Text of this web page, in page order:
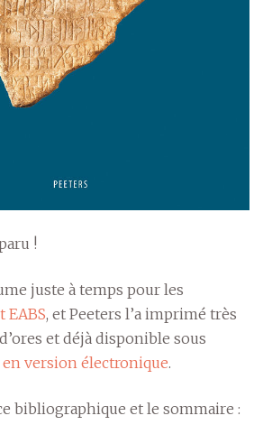
!
juste à temps pour les
EABS, et Peeters l’a imprimé très
et déjà disponible sous
en version électronique.
bibliographique et le sommaire :